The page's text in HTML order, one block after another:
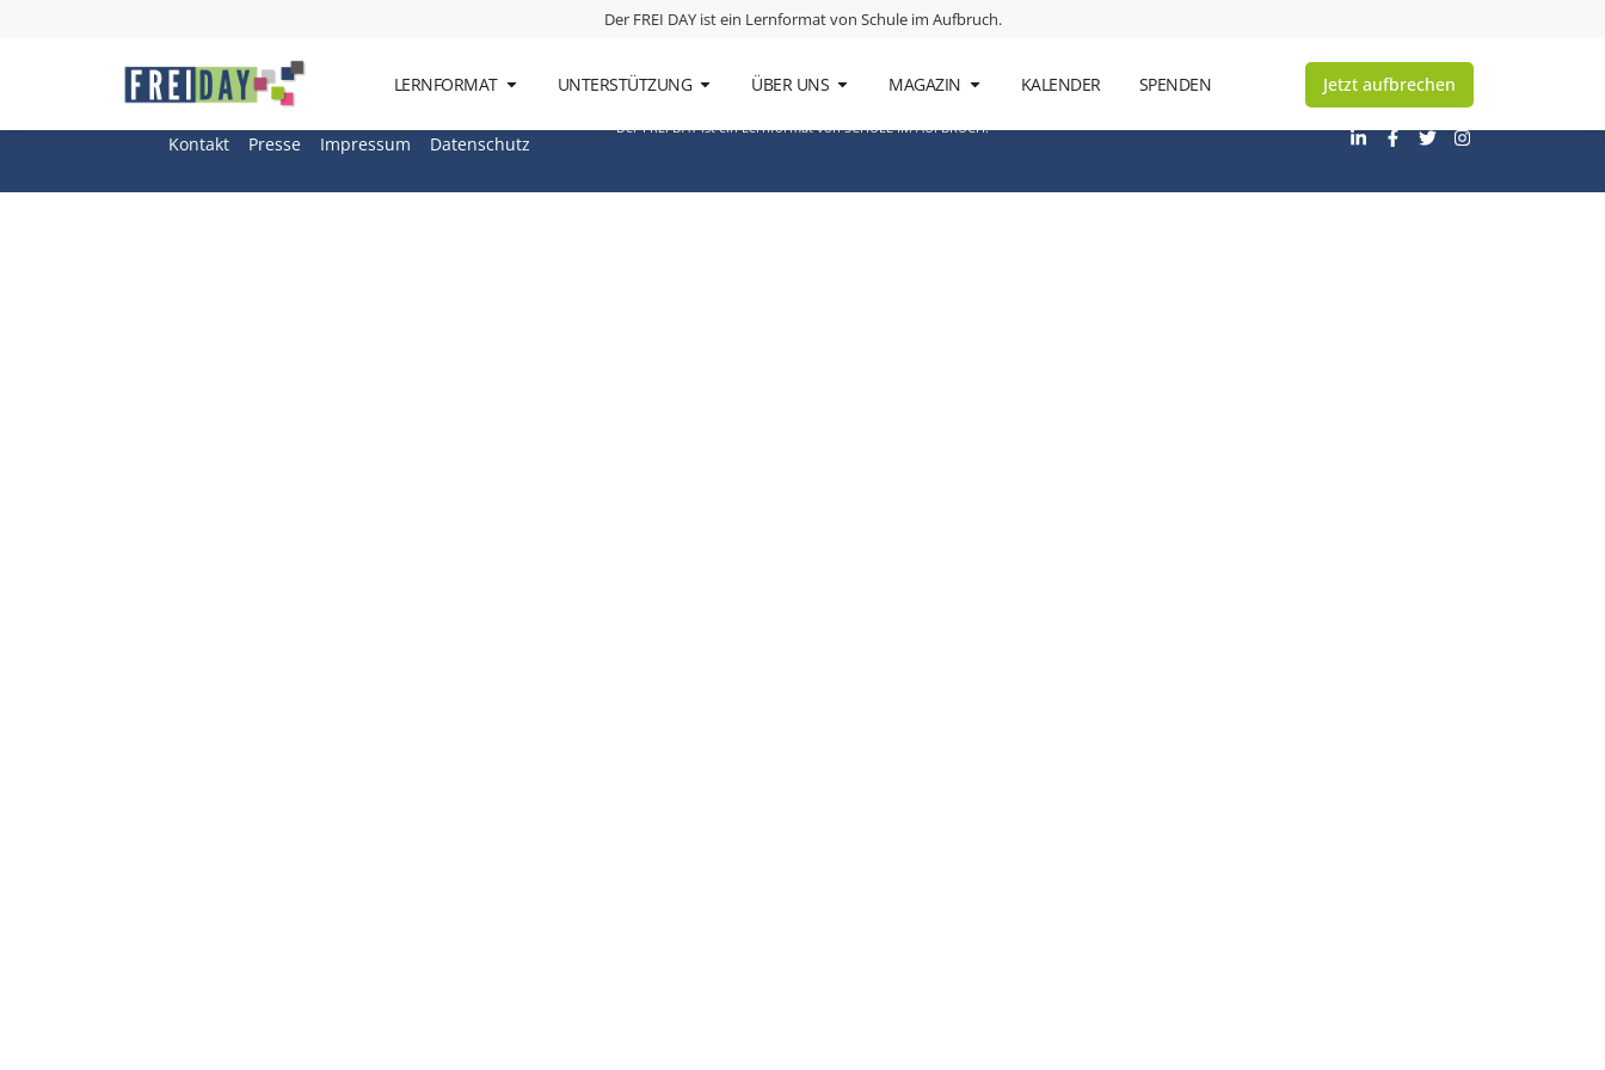
Der FREI DAY ist ein Lernformat von Schule im Aufbruch.
LERNFORMAT UNTERSTÜTZUNG ÜBER UNS MAGAZIN KALENDER SPENDEN Jetzt aufbrechen
Schlagwort: Diversität
Kontakt Presse Impressum Datenschutz
Der FREI DAY ist ein Lernformat vonSCHULE IM AUFBRUCH.